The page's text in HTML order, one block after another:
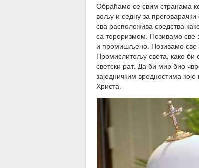
Обраћамо се свим странама
вољу и седну за
сва расположива средства
са тероризмом. Позивамо све
и промишљено. Позивамо све
Промислитељу света, како би
светски рат. Да би мир био
заједничким вредностима
Христа.